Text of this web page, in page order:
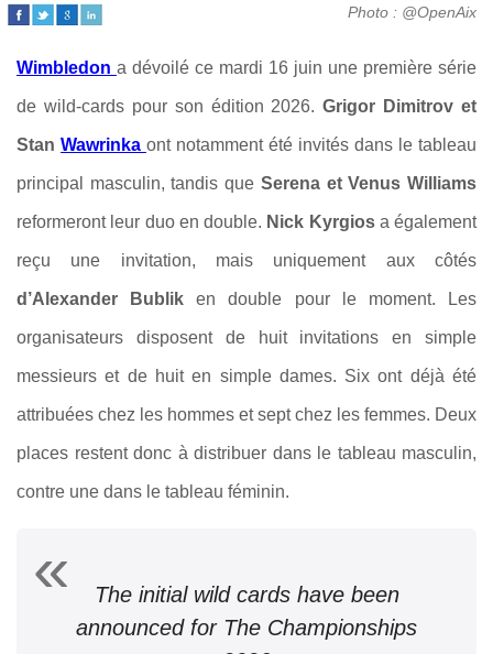
Photo : @OpenAix
Wimbledon a dévoilé ce mardi 16 juin une première série
de wild-cards pour son édition 2026.Grigor Dimitrov et
Stan Wawrinka ont notamment été invités dans le tableau
principal masculin, tandis que Serena et Venus Williams
reformeront leur duo en double. Nick Kyrgiosa également
reçu une invitation, mais uniquement aux côtés
d’Alexander Bubliken double pour le moment. Les
organisateurs disposent de huit invitations en simple
messieurs et de huit en simple dames. Six ont déjà été
attribuées chez les hommes et sept chez les femmes. Deux
places restent donc à distribuer dans le tableau masculin,
contre une dans le tableau féminin.
The initial wild cards have been
announced for The Championships